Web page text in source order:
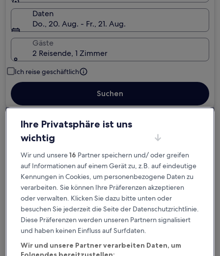
Daten
Do., 20. Aug. - Fr., 21. Aug.
Gäste
2 Reisende, 1 Zimmer
Ich reise geschäftlich
Suchen
Kostenlose Stornierung bei
Planänderungen
Verdiene Prämien für jede
wahrgenommene Übernachtung
Mehr sparen mit Preisen für Mitglieder
Überprüfe die Preise für diese Daten
Ihre Privatsphäre ist uns
wichtig
Wir und unsere16 Partner speichern und/ oder greifen
auf Informationen auf einem Gerät zu, z.B. auf eindeutige
Kennungen in Cookies, um personenbezogene Daten zu
verarbeiten. Sie können Ihre Präferenzen akzeptieren
oder verwalten. Klicken Sie dazu bitte unten oder
besuchen Sie jederzeit die Seite der Datenschutzrichtlinie.
Diese Präferenzen werden unseren Partnern signalisiert
und haben keinen Einfluss auf Surfdaten.
Wir und unsere Partner verarbeiten Daten, um